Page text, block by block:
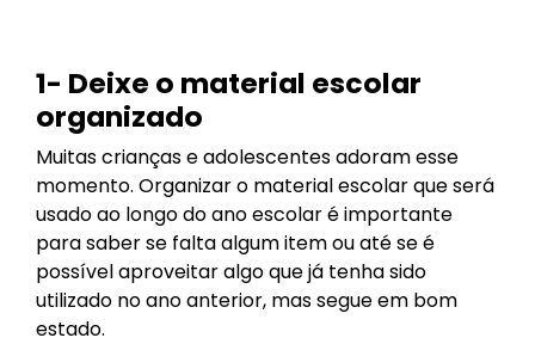
1- Deixe o material escolar
organizado
Muitas crianças e adolescentes adoram esse
momento. Organizar o material escolar que será
usado ao longo do ano escolar é importante
para saber se falta algum item ou até se é
possível aproveitar algo que já tenha sido
utilizado no ano anterior, mas segue em bom
estado.